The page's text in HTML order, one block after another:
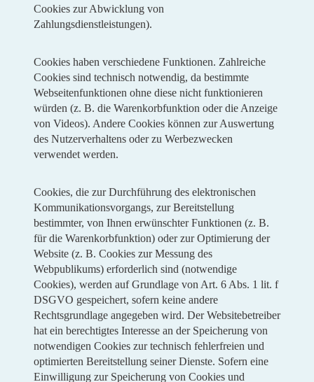
Cookies zur Abwicklung von
Zahlungsdienstleistungen).
Cookies haben verschiedene Funktionen. Zahlreiche
Cookies sind technisch notwendig, da bestimmte
Webseitenfunktionen ohne diese nicht funktionieren
würden (z. B. die Warenkorbfunktion oder die Anzeige
von Videos). Andere Cookies können zur Auswertung
des Nutzerverhaltens oder zu Werbezwecken
verwendet werden.
Cookies, die zur Durchführung des elektronischen
Kommunikationsvorgangs, zur Bereitstellung
bestimmter, von Ihnen erwünschter Funktionen (z. B.
für die Warenkorbfunktion) oder zur Optimierung der
Website (z. B. Cookies zur Messung des
Webpublikums) erforderlich sind (notwendige
Cookies), werden auf Grundlage von Art. 6 Abs. 1 lit. f
DSGVO gespeichert, sofern keine andere
Rechtsgrundlage angegeben wird. Der Websitebetreiber
hat ein berechtigtes Interesse an der Speicherung von
notwendigen Cookies zur technisch fehlerfreien und
optimierten Bereitstellung seiner Dienste. Sofern eine
Einwilligung zur Speicherung von Cookies und